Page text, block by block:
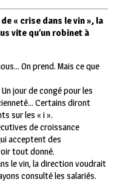
« crise dans le vin », la
vite qu’un robinet à
On prend. Mais ce que
jour de congé pour les
Certains diront
sur les « i ».
de croissance
acceptent des
tout donné.
le vin, la direction voudrait
consulté les salariés.